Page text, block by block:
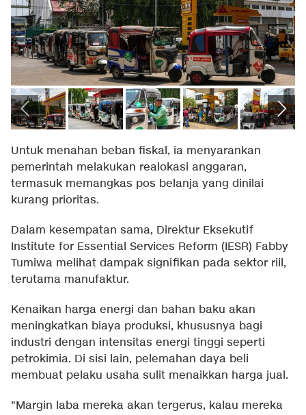
Untuk menahan beban fiskal, ia menyarankan
pemerintah melakukan realokasi anggaran,
termasuk memangkas pos belanja yang dinilai
kurang prioritas.
Dalam kesempatan sama, Direktur Eksekutif
Institute for Essential Services Reform (IESR) Fabby
Tumiwa melihat dampak signifikan pada sektor riil,
terutama manufaktur.
Kenaikan harga energi dan bahan baku akan
meningkatkan biaya produksi, khususnya bagi
industri dengan intensitas energi tinggi seperti
petrokimia. Di sisi lain, pelemahan daya beli
membuat pelaku usaha sulit menaikkan harga jual.
"Margin laba mereka akan tergerus, kalau mereka